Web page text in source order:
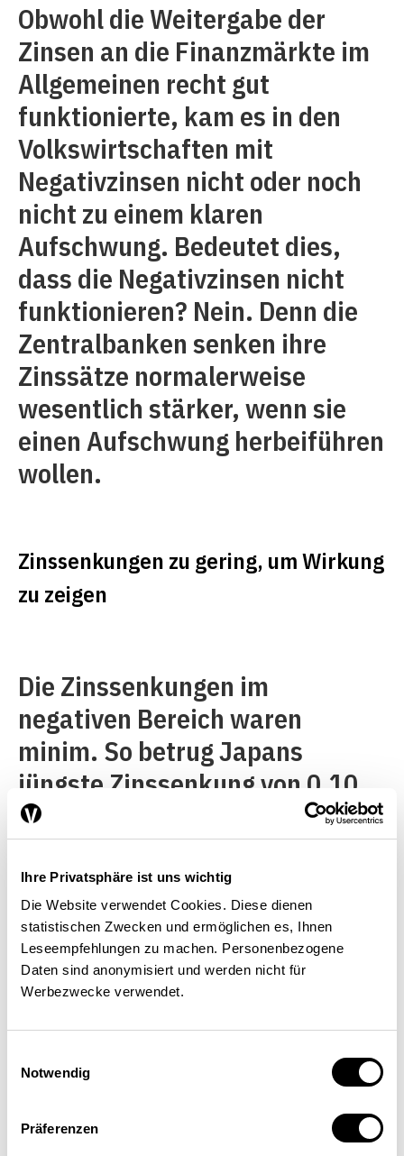
Ihre Privatsphäre ist uns wichtig
Die Website verwendet Cookies. Diese dienen
statistischen Zwecken und ermöglichen es, Ihnen
Leseempfehlungen zu machen. Personenbezogene
Daten sind anonymisiert und werden nicht für
Werbezwecke verwendet.
Notwendig
Präferenzen
Obwohl die Weitergabe der
Zinsen an die Finanzmärkte im
Allgemeinen recht gut
funktionierte, kam es in den
Volkswirtschaften mit
Negativzinsen nicht oder noch
nicht zu einem klaren
Aufschwung. Bedeutet dies,
dass die Negativzinsen nicht
funktionieren? Nein. Denn die
Zentralbanken senken ihre
Zinssätze normalerweise
wesentlich stärker, wenn sie
einen Aufschwung herbeiführen
wollen.
Zinssenkungen zu gering, um Wirkung
zu zeigen
Die Zinssenkungen im
negativen Bereich waren
minim. So betrug Japans
jüngste Zinssenkung von 0,10
auf –0,10 Prozent nur gerade
0,20 Prozentpunkte. Die
Schweizerische Zentralbank
wählte einen Satz von –0,75
Prozent. Die meisten Personen
nehmen eine Zinssenkung um
Sparkonto kaum wahr. Und
auch ein um 0,75
Bankkredit wird nicht